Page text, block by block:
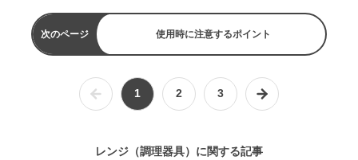
次のページ 使用時に注意するポイント
1 2 3
レンジ（調理器具）に関する記事